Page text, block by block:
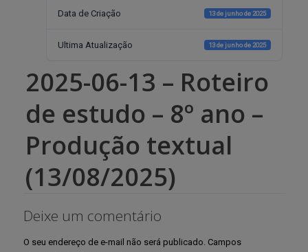
Data de Criação 13 de junho de 2025
Ultima Atualização 13 de junho de 2025
2025-06-13 – Roteiro
de estudo – 8º ano –
Produção textual
(13/08/2025)
Deixe um comentário
O seu endereço de e-mail não será publicado. Campos